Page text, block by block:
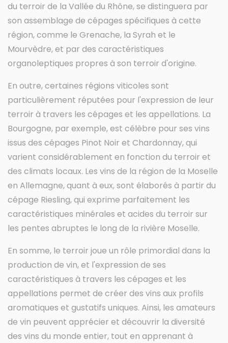
du terroir de la Vallée du Rhône, se distinguera par
son assemblage de cépages spécifiques à cette
région, comme le Grenache, la Syrah et le
Mourvèdre, et par des caractéristiques
organoleptiques propres à son terroir d'origine.
En outre, certaines régions viticoles sont
particulièrement réputées pour l'expression de leur
terroir à travers les cépages et les appellations. La
Bourgogne, par exemple, est célèbre pour ses vins
issus des cépages Pinot Noir et Chardonnay, qui
varient considérablement en fonction du terroir et
des climats locaux. Les vins de la région de la Moselle
en Allemagne, quant à eux, sont élaborés à partir du
cépage Riesling, qui exprime parfaitement les
caractéristiques minérales et acides du terroir sur
les pentes abruptes le long de la rivière Moselle.
En somme, le terroir joue un rôle primordial dans la
production de vin, et l'expression de ses
caractéristiques à travers les cépages et les
appellations permet de créer des vins aux profils
aromatiques et gustatifs uniques. Ainsi, les amateurs
de vin peuvent apprécier et découvrir la diversité
des vins du monde entier, tout en apprenant à